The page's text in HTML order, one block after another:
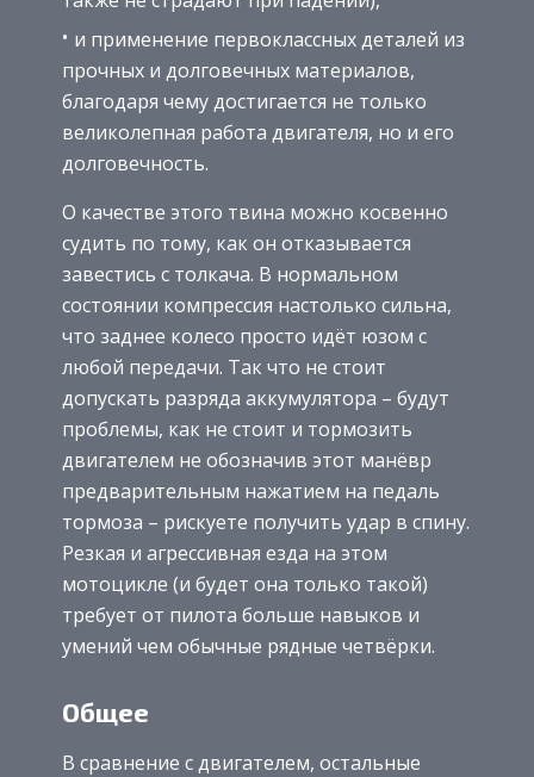
и применение первоклассных деталей из
прочных и долговечных материалов,
благодаря чему достигается не только
великолепная работа двигателя, но и его
долговечность.
О качестве этого твина можно косвенно
судить по тому, как он отказывается
завестись с толкача. В нормальном
состоянии компрессия настолько сильна,
что заднее колесо просто идёт юзом с
любой передачи. Так что не стоит
допускать разряда аккумулятора – будут
проблемы, как не стоит и тормозить
двигателем не обозначив этот манёвр
предварительным нажатием на педаль
тормоза – рискуете получить удар в спину.
Резкая и агрессивная езда на этом
мотоцикле (и будет она только такой)
требует от пилота больше навыков и
умений чем обычные рядные четвёрки.
Общее
В сравнение с двигателем, остальные